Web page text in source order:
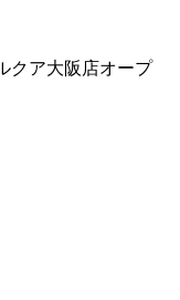
クア大阪店オープ